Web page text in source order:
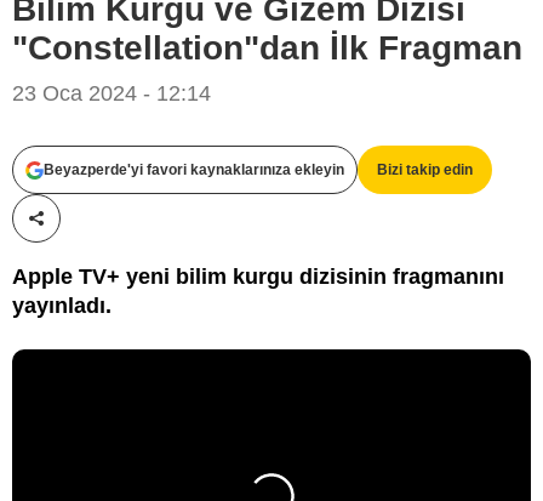
Bilim Kurgu ve Gizem Dizisi
"Constellation"dan İlk Fragman
23 Oca 2024 - 12:14
Beyazperde'yi favori kaynaklarınıza ekleyin Bizi takip edin
Paylaş!
Apple TV+ yeni bilim kurgu dizisinin fragmanını
yayınladı.